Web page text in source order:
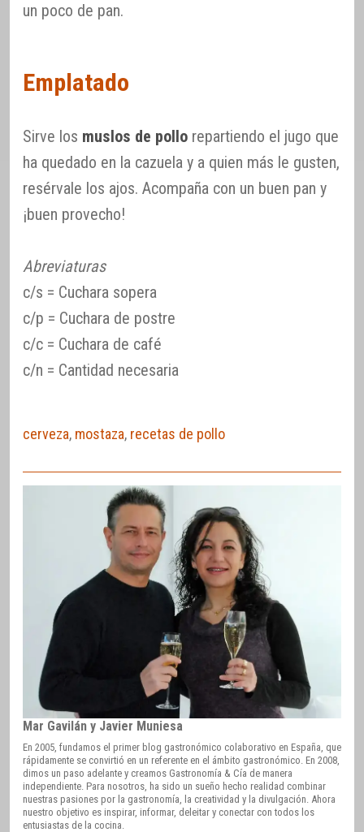
un poco de pan.
Emplatado
Sirve los muslos de pollo repartiendo el jugo que
ha quedado en la cazuela y a quien más le gusten,
resérvale los ajos. Acompaña con un buen pan y
¡buen provecho!
Abreviaturas
c/s = Cuchara sopera
c/p = Cuchara de postre
c/c = Cuchara de café
c/n = Cantidad necesaria
cerveza, mostaza, recetas de pollo
Mar Gavilán y Javier Muniesa
En 2005, fundamos el primer blog gastronómico colaborativo en España, que
rápidamente se convirtió en un referente en el ámbito gastronómico. En 2008,
dimos un paso adelante y creamos Gastronomía & Cía de manera
independiente. Para nosotros, ha sido un sueño hecho realidad combinar
nuestras pasiones por la gastronomía, la creatividad y la divulgación. Ahora
nuestro objetivo es inspirar, informar, deleitar y conectar con todos los
entusiastas de la cocina.